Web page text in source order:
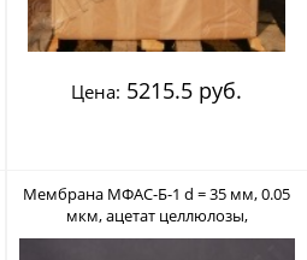
Цена: 5215.5 руб.
Мембрана МФАС-Б-1 d = 35 мм, 0.05
мкм, ацетат целлюлозы,
нестерильный (Владипор)